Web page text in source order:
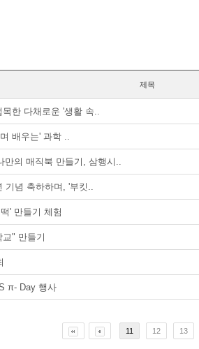
제목
한 다채로운 '생활 속..
배우는' 과학 ..
의 매직북 만들기, 삼행시..
념 축하하며, '부킷..
' 만들기 체험
" 만들기
π- Day 행사
11 12 13